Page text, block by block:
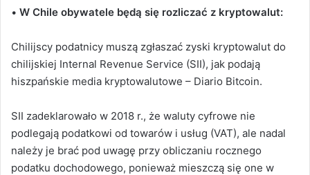
• W Chile obywatele będą się rozliczać z kryptowalut:
Chilijscy podatnicy muszą zgłaszać zyski kryptowalut do
chilijskiej Internal Revenue Service (SII), jak podają
hiszpańskie media kryptowalutowe – Diario Bitcoin.
SII zadeklarowało w 2018 r., że waluty cyfrowe nie
podlegają podatkowi od towarów i usług (VAT), ale nadal
należy je brać pod uwagę przy obliczaniu rocznego
podatku dochodowego, ponieważ mieszczą się one w